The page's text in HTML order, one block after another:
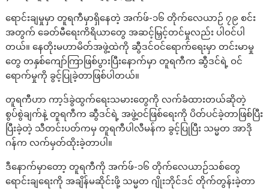
ရောင်းချမှုမှာ တူရကီမှာရှိနေတဲ့ အက်ဖ်-၁၆ တိုက်လေယာဉ် ၇၉ စင်း
အတွက် ခေတ်မီရေးကိရိယာတွေ အဆင့်မြှင့်တင်မှုလည်း ပါဝင်ပါ
တယ်။ နေတိုးမဟာမိတ်အဖွဲ့ထဲကို ဆွီဒင်ဝင်ရောက်ရေးမှာ တင်းမာမှု
တွေ တနှစ်ကျော်ကြာဖြစ်ပွားပြီးနောက်မှာ တူရကီက ဆွီဒင်ရဲ့ ဝင်
ရောက်မှုကို ခွင့်ပြုခဲ့တာဖြစ်ပါတယ်။
တူရကီဟာ ကာ့ဒ်ခွဲထွက်ရေးသမားတွေကို လက်ခံထားတယ်ဆိုတဲ့
စွပ်စွဲချက်နဲ့ တူရကီက ဆွီဒင်ရဲ့ အဖွဲ့ဝင်ဖြစ်ရေးကို ပိတ်ပင်ခဲ့တာဖြစ်ပြီး
ပြီးခဲ့တဲ့ သီတင်းပတ်ကမှ တူရကီပါလီမန်က ခွင့်ပြုပြီး သမ္မတ အာဒို
ဂန်က လက်မှတ်ထိုးခဲ့တာပါ။
ဒီနောက်မှာတော့ တူရကီကို အက်ဖ်-၁၆ တိုက်လေယာဉ်သစ်တွေ
ရောင်းချရေးကို အချိန်မဆိုင်းဖို့ သမ္မတ ဂျိုးဘိုင်ဒင် တိုက်တွန်းခဲ့တာ